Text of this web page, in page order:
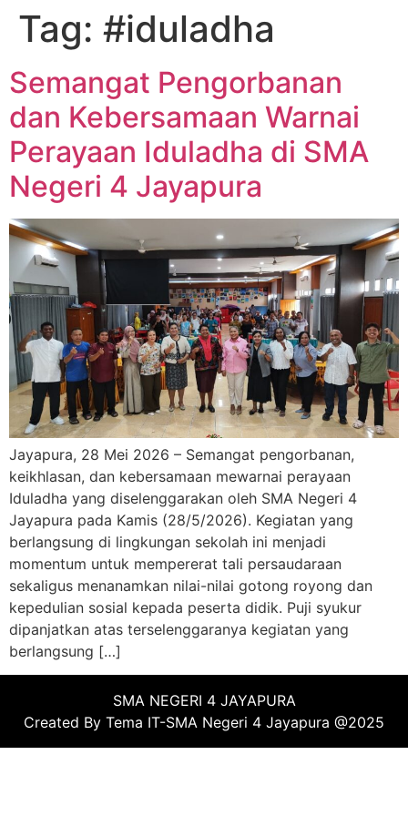
Tag: #iduladha
Semangat Pengorbanan
dan Kebersamaan Warnai
Perayaan Iduladha di SMA
Negeri 4 Jayapura
Jayapura, 28 Mei 2026 – Semangat pengorbanan,
keikhlasan, dan kebersamaan mewarnai perayaan
Iduladha yang diselenggarakan oleh SMA Negeri 4
Jayapura pada Kamis (28/5/2026). Kegiatan yang
berlangsung di lingkungan sekolah ini menjadi
momentum untuk mempererat tali persaudaraan
sekaligus menanamkan nilai-nilai gotong royong dan
kepedulian sosial kepada peserta didik. Puji syukur
dipanjatkan atas terselenggaranya kegiatan yang
berlangsung […]
SMA NEGERI 4 JAYAPURA
Created By Tema IT-SMA Negeri 4 Jayapura @2025